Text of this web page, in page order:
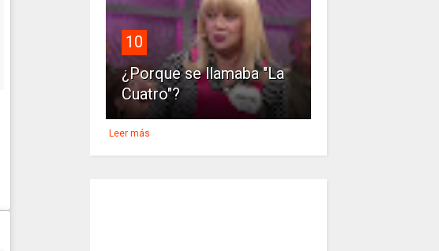
10
¿Porque se llamaba "La
Cuatro"?
Leer más